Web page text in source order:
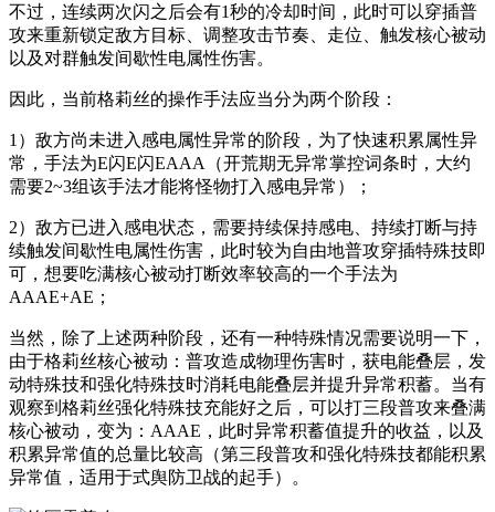
不过，连续两次闪之后会有1秒的冷却时间，此时可以穿插普
攻来重新锁定敌方目标、调整攻击节奏、走位、触发核心被动
以及对群触发间歇性电属性伤害。
因此，当前格莉丝的操作手法应当分为两个阶段：
1）敌方尚未进入感电属性异常的阶段，为了快速积累属性异
常，手法为E闪E闪EAAA（开荒期无异常掌控词条时，大约
需要2~3组该手法才能将怪物打入感电异常）；
2）敌方已进入感电状态，需要持续保持感电、持续打断与持
续触发间歇性电属性伤害，此时较为自由地普攻穿插特殊技即
可，想要吃满核心被动打断效率较高的一个手法为
AAAE+AE；
当然，除了上述两种阶段，还有一种特殊情况需要说明一下，
由于格莉丝核心被动：普攻造成物理伤害时，获电能叠层，发
动特殊技和强化特殊技时消耗电能叠层并提升异常积蓄。当有
观察到格莉丝强化特殊技充能好之后，可以打三段普攻来叠满
核心被动，变为：AAAE，此时异常积蓄值提升的收益，以及
积累异常值的总量比较高（第三段普攻和强化特殊技都能积累
异常值，适用于式舆防卫战的起手）。